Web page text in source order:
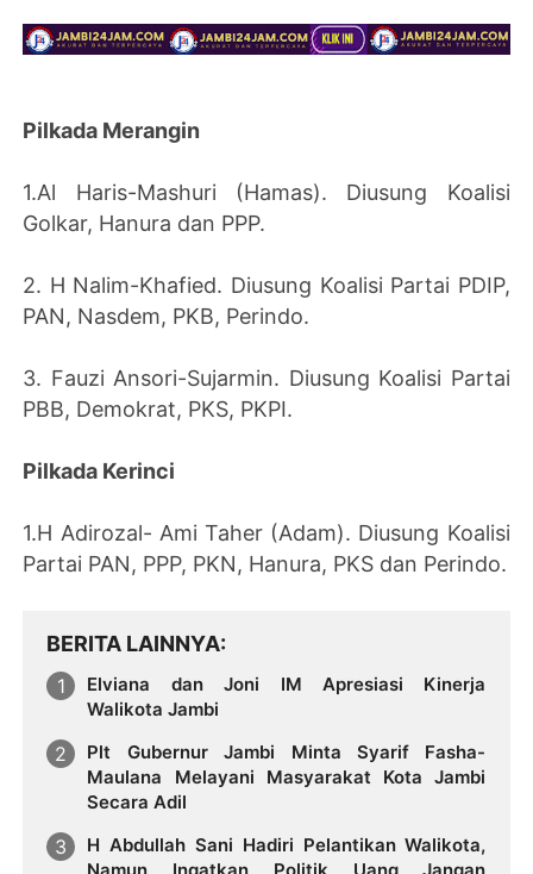
Pilkada Merangin
1.Al Haris-Mashuri (Hamas). Diusung Koalisi
Golkar, Hanura dan PPP.
2. H Nalim-Khafied. Diusung Koalisi Partai PDIP,
PAN, Nasdem, PKB, Perindo.
3. Fauzi Ansori-Sujarmin. Diusung Koalisi Partai
PBB, Demokrat, PKS, PKPI.
Pilkada Kerinci
1.H Adirozal- Ami Taher (Adam). Diusung Koalisi
Partai PAN, PPP, PKN, Hanura, PKS dan Perindo.
BERITA LAINNYA
Elviana dan Joni IM Apresiasi Kinerja
Walikota Jambi
Plt Gubernur Jambi Minta Syarif Fasha-
Maulana Melayani Masyarakat Kota Jambi
Secara Adil
H Abdullah Sani Hadiri Pelantikan Walikota,
Namun Ingatkan Politik Uang Jangan